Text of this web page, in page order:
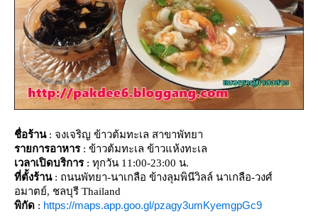
ชื่อร้าน: จงเจริญ ข้าวต้มทะเล สาขาพัทยา
รายการอาหาร: ข้าวต้มทะเล ข้าวแห้งทะเล
เวลาเปิดบริการ: ทุกวัน 11:00-23:00 น.
ที่ตั้งร้าน: ถนนพัทยา-นาเกลือ ข้างลุมพินีวิลล์ นาเกลือ-วงศ์
อมาตย์, ชลบุรี Thailand
พิกัด : https://maps.app.goo.gl/pzagy3umKyemgpGc9